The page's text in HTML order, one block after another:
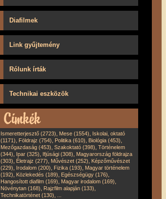
Diafilmek
Link gyűjtemény
Rólunk írták
Technikai eszközök
Ismeretterjesztő (2723), Mese (1554), Iskolai, oktató
(1171), Földrajz (754), Politika (610), Biológia (453),
Mezőgazdaság (453), Szakoktató (398), Történelem
(344), Ipar (325), Ifjúsági (308), Magyarország földrajza
(303), Életrajz (277), Művészet (252), Képzőművészet
(229), Irodalom (200), Fizika (193), Magyar történelem
(192), Közlekedés (189), Egészségügy (176),
Hangosított diafilm (169), Magyar irodalom (169),
Növénytan (168), Rajzfilm alapján (133),
Technikatörténet (130),